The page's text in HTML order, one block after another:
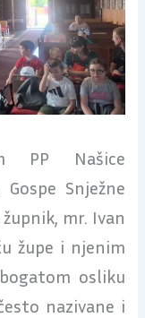
PP Našice
Snježne
mr. Ivan
župe i njenim
osliku
nazivane i